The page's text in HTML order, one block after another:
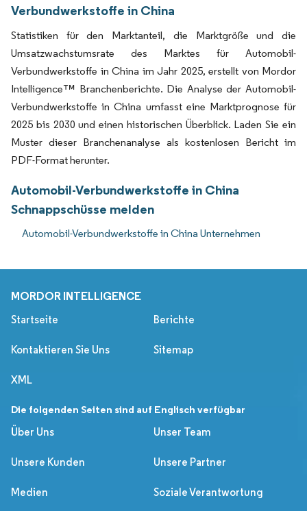
Verbundwerkstoffe in China
Statistiken für den Marktanteil, die Marktgröße und die
Umsatzwachstumsrate des Marktes für Automobil-
Verbundwerkstoffe in China im Jahr 2025, erstellt von Mordor
Intelligence™ Branchenberichte. Die Analyse der Automobil-
Verbundwerkstoffe in China umfasst eine Marktprognose für
2025 bis 2030 und einen historischen Überblick. Laden Sie ein
Muster dieser Branchenanalyse als kostenlosen Bericht im
PDF-Format herunter.
Automobil-Verbundwerkstoffe in China
Schnappschüsse melden
Automobil-Verbundwerkstoffe in China Unternehmen
MORDOR INTELLIGENCE
Startseite Berichte
Kontaktieren Sie Uns Sitemap
XML
Die folgenden Seiten sind auf Englisch verfügbar
Über Uns
Unser Team
Unsere Kunden Unsere Partner
Medien Soziale Verantwortung